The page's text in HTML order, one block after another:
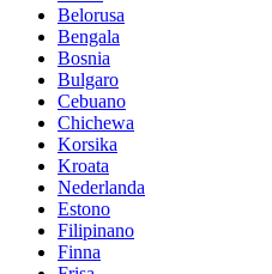
Belorusa
Bengala
Bosnia
Bulgaro
Cebuano
Chichewa
Korsika
Kroata
Nederlanda
Estono
Filipinano
Finna